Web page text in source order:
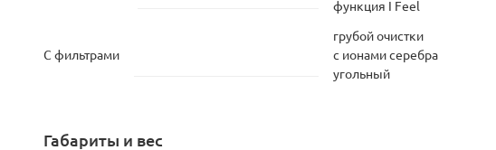
функция I Feel
С фильтрами
грубой очистки
с ионами серебра
угольный
Габариты и вес